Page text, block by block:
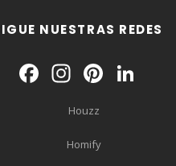
NUESTRAS REDES
FacebookInstagramPinterest